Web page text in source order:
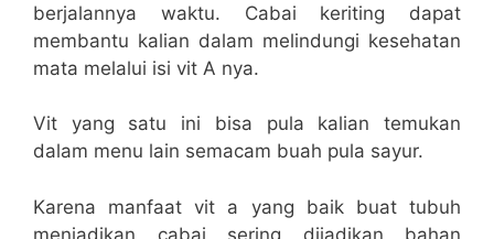
berjalannya waktu. Cabai keriting dapat
membantu kalian dalam melindungi kesehatan
mata melalui isi vit A nya.
Vit yang satu ini bisa pula kalian temukan
dalam menu lain semacam buah pula sayur.
Karena manfaat vit a yang baik buat tubuh
menjadikan cabai sering dijadikan bahan